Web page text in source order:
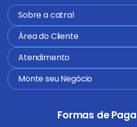
Sobre a catral
Área do Cliente
Atendimento
Monte seu Negócio
Formas de